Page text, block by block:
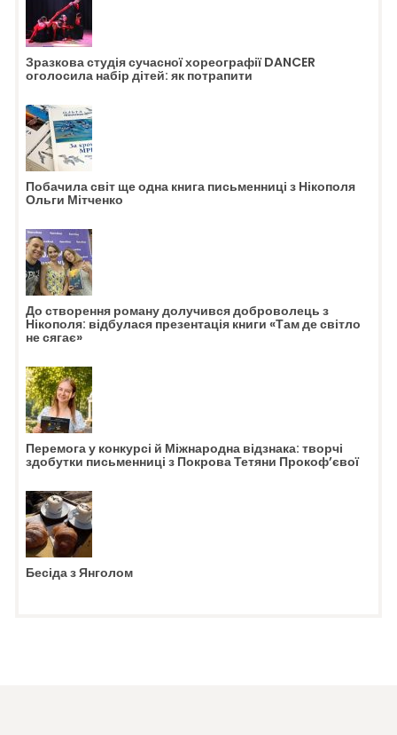
Зразкова студія сучасної хореографії DANCER
оголосила набір дітей: як потрапити
Побачила світ ще одна книга письменниці з Нікополя
Ольги Мітченко
До створення роману долучився доброволець з
Нікополя: відбулася презентація книги «Там де світло
не сягає»
Перемога у конкурсі й Міжнародна відзнака: творчі
здобутки письменниці з Покрова Тетяни Прокоф’євої
Бесіда з Янголом